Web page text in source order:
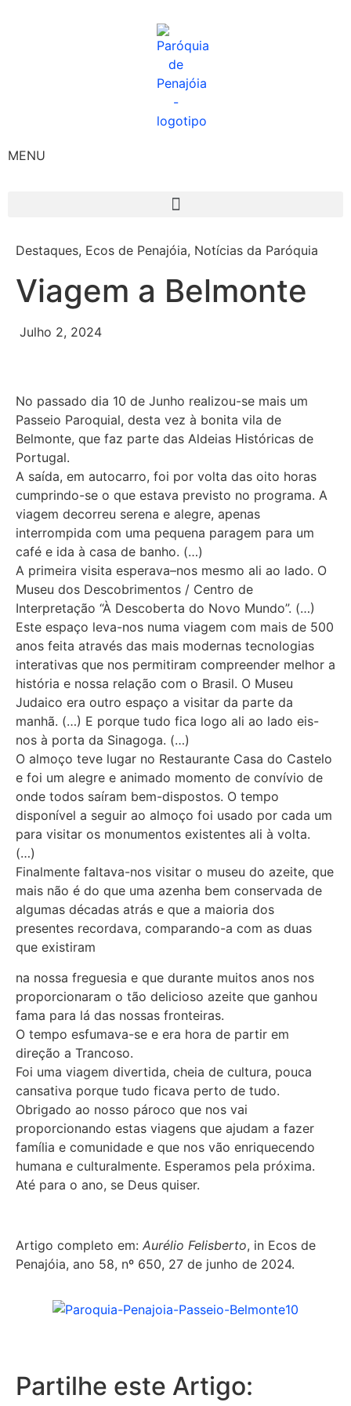
MENU
Destaques, Ecos de Penajóia, Notícias da Paróquia
Viagem a Belmonte
Julho 2, 2024
No passado dia 10 de Junho realizou-se mais um
Passeio Paroquial, desta vez à bonita vila de
Belmonte, que faz parte das Aldeias Históricas de
Portugal.
A saída, em autocarro, foi por volta das oito horas
cumprindo-se o que estava previsto no programa. A
viagem decorreu serena e alegre, apenas
interrompida com uma pequena paragem para um
café e ida à casa de banho. (…)
A primeira visita esperava–nos mesmo ali ao lado. O
Museu dos Descobrimentos / Centro de
Interpretação “À Descoberta do Novo Mundo”. (…)
Este espaço leva-nos numa viagem com mais de 500
anos feita através das mais modernas tecnologias
interativas que nos permitiram compreender melhor a
história e nossa relação com o Brasil. O Museu
Judaico era outro espaço a visitar da parte da
manhã. (…) E porque tudo fica logo ali ao lado eis-
nos à porta da Sinagoga. (…)
O almoço teve lugar no Restaurante Casa do Castelo
e foi um alegre e animado momento de convívio de
onde todos saíram bem-dispostos. O tempo
disponível a seguir ao almoço foi usado por cada um
para visitar os monumentos existentes ali à volta.
(…)
Finalmente faltava-nos visitar o museu do azeite, que
mais não é do que uma azenha bem conservada de
algumas décadas atrás e que a maioria dos
presentes recordava, comparando-a com as duas
que existiram
na nossa freguesia e que durante muitos anos nos
proporcionaram o tão delicioso azeite que ganhou
fama para lá das nossas fronteiras.
O tempo esfumava-se e era hora de partir em
direção a Trancoso.
Foi uma viagem divertida, cheia de cultura, pouca
cansativa porque tudo ficava perto de tudo.
Obrigado ao nosso pároco que nos vai
proporcionando estas viagens que ajudam a fazer
família e comunidade e que nos vão enriquecendo
humana e culturalmente. Esperamos pela próxima.
Até para o ano, se Deus quiser.
Artigo completo em: Aurélio Felisberto, in Ecos de
Penajóia, ano 58, nº 650, 27 de junho de 2024.
Partilhe este Artigo: